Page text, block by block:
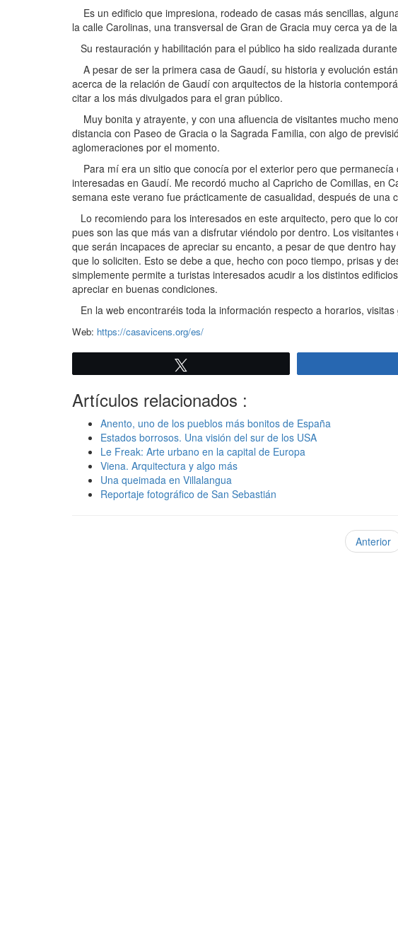
Es un edificio que impresiona, rodeado de casas más sencillas,
la calle Carolinas, una transversal de Gran de Gracia muy cerca ya de
Su restauración y habilitación para el público ha sido realizada
A pesar de ser la primera casa de Gaudí, su historia y evolución
acerca de la relación de Gaudí con arquitectos de la historia
citar a los más divulgados para el gran público.
Muy bonita y atrayente, y con una afluencia de visitantes mucho
distancia con Paseo de Gracia o la Sagrada Familia, con algo de
aglomeraciones por el momento.
Para mí era un sitio que conocía por el exterior pero que
interesadas en Gaudí. Me recordó mucho al Capricho de Comillas, en
semana este verano fue prácticamente de casualidad, después de una
Lo recomiendo para los interesados en este arquitecto, pero que lo
pues son las que más van a disfrutar viéndolo por dentro. Los
que serán incapaces de apreciar su encanto, a pesar de que dentro
que lo soliciten. Esto se debe a que, hecho con poco tiempo, prisas y
simplemente permite a turistas interesados acudir a los distintos
apreciar en buenas condiciones.
En la web encontraréis toda la información respecto a horarios,
Web: https://casavicens.org/es/
Artículos relacionados :
Anento, uno de los pueblos más bonitos de España
Estados borrosos. Una visión del sur de los USA
Le Freak: Arte urbano en la capital de Europa
Viena. Arquitectura y algo más
Una queimada en Villalangua
Reportaje fotográfico de San Sebastián
Anterior